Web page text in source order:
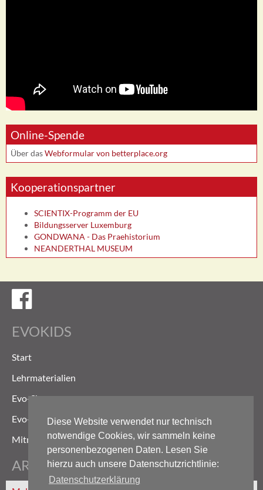
Diese Website verwendet nur technisch
notwendige Cookies, wir sammeln keine
personenbezogenen Daten. Lesen Sie
hierzu auch unsere Datenschutzrichtlinie:
Datenschutzerklärung
Online-Spende
Über dasWebformular von betterplace.org
Kooperationspartner
SCIENTIX-Programm der EU
Bildungsserver Luxemburg
GONDWANA - Das Praehistorium
NEANDERTHAL MUSEUM
EVOKIDS
Start
Lehrmaterialien
Evo-Shop
Evo-Weg
Mitmachen
ARCHIV